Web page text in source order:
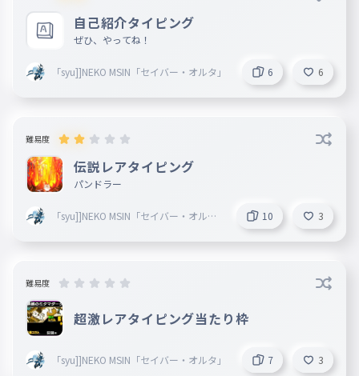
自己紹介タイピング
ぜひ、やってね！
「syu]]NEKO MSIN「セイバー・オルタ」 6 6
難易度
伝説レアタイピング
パンドラー
「syu]]NEKO MSIN「セイバー・オルタ
10 3
難易度
超激レアタイピング当たり枠
「syu]]NEKO MSIN「セイバー・オルタ」 7 3